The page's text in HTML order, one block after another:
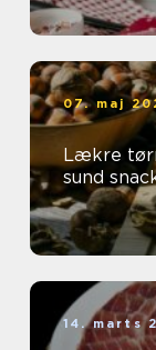
07. maj
Lækre
sund
14. marts